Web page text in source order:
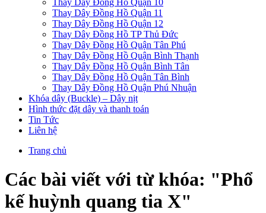
Thay Dây Đồng Hồ Quận 10
Thay Dây Đồng Hồ Quận 11
Thay Dây Đồng Hồ Quận 12
Thay Dây Đồng Hồ TP Thủ Đức
Thay Dây Đồng Hồ Quận Tân Phú
Thay Dây Đồng Hồ Quận Bình Thạnh
Thay Dây Đồng Hồ Quận Bình Tân
Thay Dây Đồng Hồ Quận Tân Bình
Thay Dây Đồng Hồ Quận Phú Nhuận
Khóa dây (Buckle) – Dây nịt
Hình thức đặt dây và thanh toán
Tin Tức
Liên hệ
Trang chủ
Các bài viết với từ khóa: "Phổ
kế huỳnh quang tia X"